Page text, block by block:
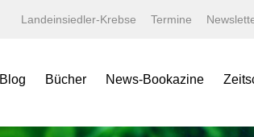
Landeinsiedler-Krebse Termine
Blog Bücher
Lexika
News-Bookazine
Bildergalerien